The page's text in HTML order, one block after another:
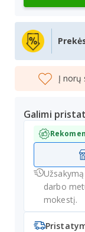
Į norų
Galimi
darbo
mokestį.